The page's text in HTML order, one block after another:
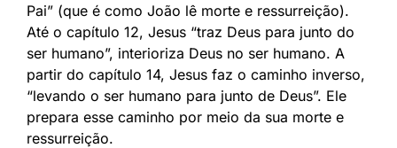
Pai” (que é como João lê morte e ressurreição).
Até o capítulo 12, Jesus “traz Deus para junto do
ser humano”, interioriza Deus no ser humano. A
partir do capítulo 14, Jesus faz o caminho inverso,
“levando o ser humano para junto de Deus”. Ele
prepara esse caminho por meio da sua morte e
ressurreição.